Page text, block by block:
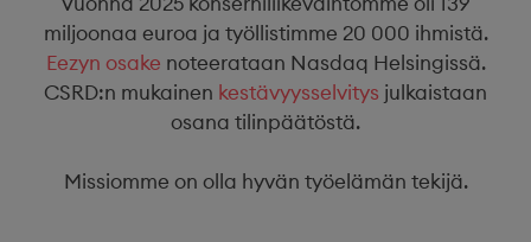
miljoonaa euroa ja työllistimme 20 000 ihmistä.
Eezyn osake noteerataan Nasdaq Helsingissä.
CSRD:n mukainen kestävyysselvitys julkaistaan
osana tilinpäätöstä.
Missiomme on olla hyvän työelämän tekijä.